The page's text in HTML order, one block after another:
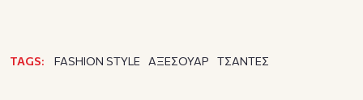
TAGS: FASHION STYLE ΑΞΕΣΟΥΑΡ ΤΣΑΝΤΕΣ